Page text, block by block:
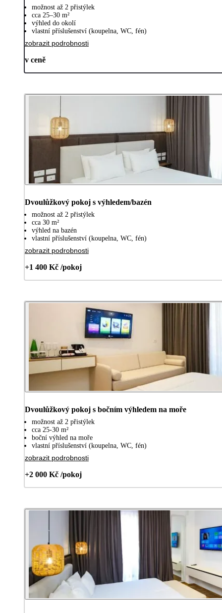
možnost až 2 přistýlek
cca 25–30 m²
výhled do okolí
vlastní příslušenství (koupelna, WC, fén)
zobrazit podrobnosti
v ceně
Dvoulůžkový pokoj s výhledem/bazén
možnost až 2 přistýlek
cca 30 m²
výhled na bazén
vlastní příslušenství (koupelna, WC, fén)
zobrazit podrobnosti
+1 400 Kč /pokoj
Dvoulůžkový pokoj s bočním výhledem na moře
možnost až 2 přistýlek
cca 25-30 m²
boční výhled na moře
vlastní příslušenství (koupelna, WC, fén)
zobrazit podrobnosti
+2 000 Kč /pokoj